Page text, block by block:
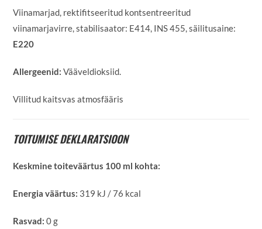
Viinamarjad, rektifitseeritud kontsentreeritud
viinamarjavirre, stabilisaator: E414, INS 455, säilitusaine:
E220
Allergeenid: Vääveldioksiid.
Villitud kaitsvas atmosfääris
TOITUMISE DEKLARATSIOON
Keskmine toiteväärtus 100 ml kohta:
Energia väärtus: 319 kJ / 76 kcal
Rasvad: 0 g